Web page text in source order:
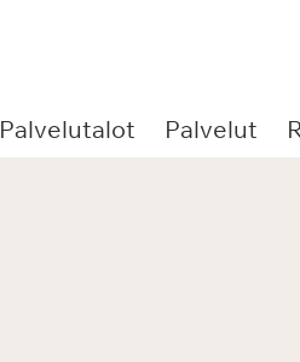
Palvelutalot Palvelut